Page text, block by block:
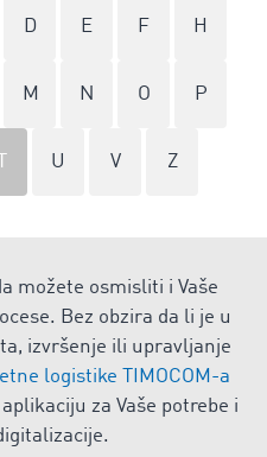
D E F H
M N O P
U V Z
možete osmisliti i Vaše
Bez obzira da li je u
izvršenje ili upravljanje
logistike TIMOCOM-a
za Vaše potrebe i